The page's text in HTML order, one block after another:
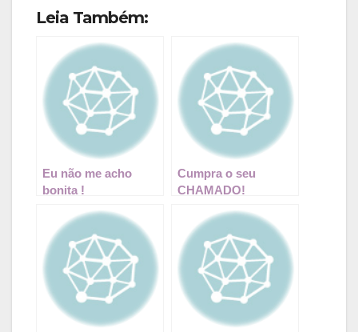
Leia Também:
Eu não me acho
bonita !
Cumpra o seu
CHAMADO!